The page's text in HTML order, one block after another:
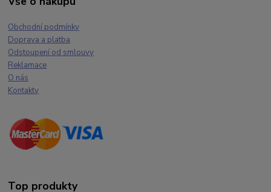
Obchodní podmínky
Doprava a platba
Odstoupení od smlouvy
Reklamace
O nás
Kontakty
Top produkty